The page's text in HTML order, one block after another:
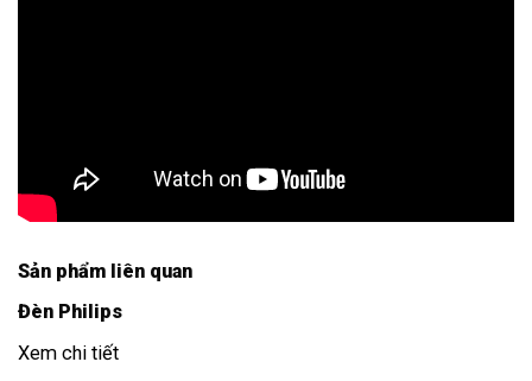
Sản phẩm liên quan
Đèn Philips
Xem chi tiết